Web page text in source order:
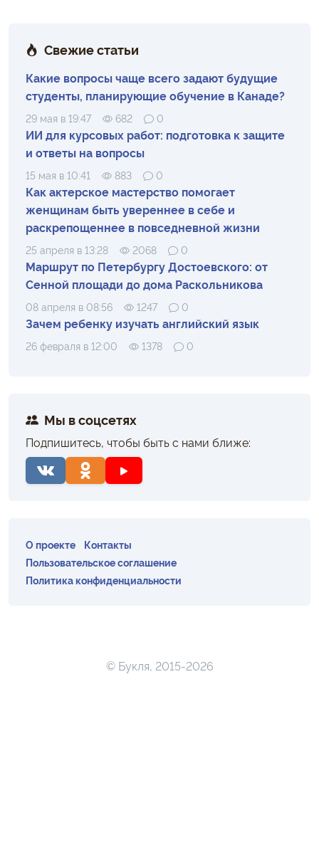
Свежие статьи
Какие вопросы чаще всего задают будущие
студенты, планирующие обучение в Канаде?
29 мая в 19:47 682 0
ИИ для курсовых работ: подготовка к защите
и ответы на вопросы
15 мая в 10:41 883 0
Как актерское мастерство помогает
женщинам быть увереннее в себе и
раскрепощеннее в повседневной жизни
25 апреля в 13:28 2068 0
Маршрут по Петербургу Достоевского: от
Сенной площади до дома Раскольникова
08 апреля в 08:56 1247 0
Зачем ребенку изучать английский язык
26 февраля в 12:00 1378 0
Мы в соцсетях
Подпишитесь, чтобы быть с нами ближе:
О проекте
Контакты
Пользовательское соглашение
Политика конфиденциальности
© Букля, 2015-2026